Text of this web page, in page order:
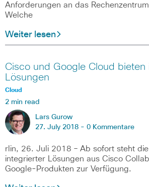
Anforderungen an das
Welche
Weiter lesen
Cisco und Google Cloud bieten
Lösungen
Cloud
2 min read
Lars Gurow
27. July 2018 - 0 Kommentare
rlin, 26. Juli 2018 – Ab sofort steht
integrierter Lösungen aus Cisco
Google-Produkten zur Verfügung.